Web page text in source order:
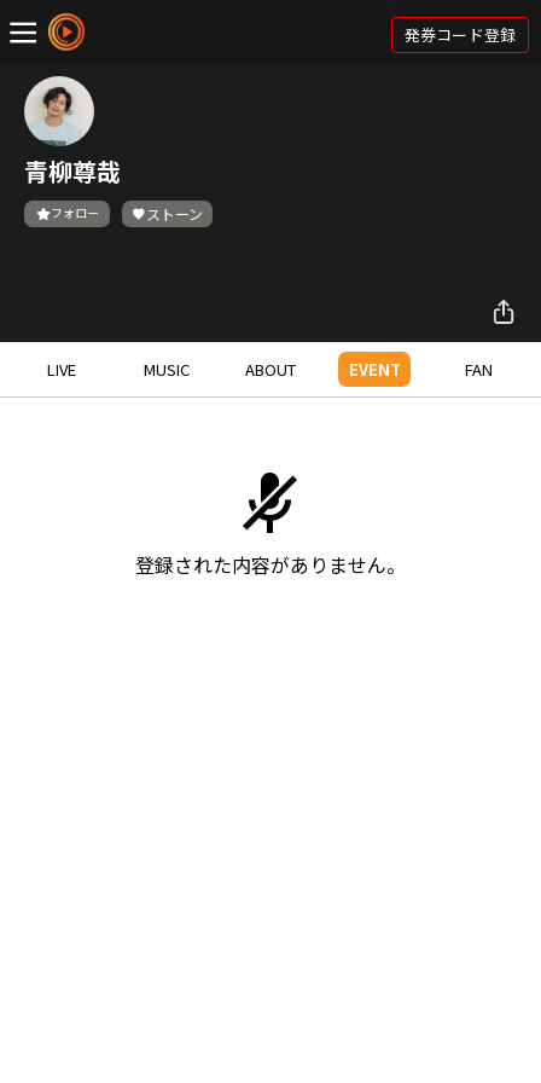
発券コード登録
青柳尊哉
フォロー ストーン
LIVE MUSIC ABOUT EVENT FAN
登録された内容がありません。